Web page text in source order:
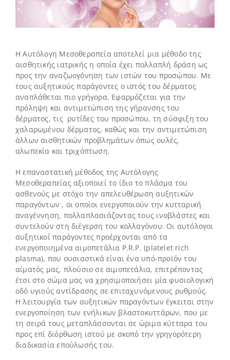
H Αυτόλογη Mεσοθεραπεία αποτελεί μια μέθοδο της
αισθητικής ιατρικής η οποία έχει πολλαπλή δράση ως
προς την αναζωογόνηση των ιστών του προσώπου. Με
τους αυξητικούς παράγοντες ο ιστός του δέρματος
αναπλάθεται πιο γρήγορα. Εφαρμόζεται για την
πρόληψη και αντιμετώπιση της γήρανσης του
δέρματος, τις ρυτίδες του προσώπου, τη σύσφιξη του
χαλαρωμένου δέρματος, καθώς και την αντιμετώπιση
άλλων αισθητικών προβλημάτων όπως ουλές,
αλωπεκία και τριχόπτωση.
Η επαναστατική μέθοδος της Αυτόλογης
Μεσοθεραπείας αξιοποιεί το ίδιο το πλάσμα του
ασθενούς με στόχο την απελευθέρωση αυξητικών
παραγόντων , οι οποίοι ενεργοποιούν την κυτταρική
αναγέννηση, πολλαπλασιάζοντας τους ινοβλάστες και
συντελούν στη διέγερση του κολλαγόνου. Οι αυτόλογοι
αυξητικοί παράγοντες προέρχονται από τα
ενεργοποιημένα αιμοπετάλια P.R.P. (platelet rich
plasma), που ουσιαστικά είναι ένα υπό-προϊόν του
αίματός μας, πλούσιο σε αιμοπετάλια, επιτρέποντας
έτσι στο σώμα μας να χρησιμοποιήσει μία φυσιολογική
οδό υγιούς αντίδρασης σε επιταχυνόμενους ρυθμούς.
Η λειτουργία των αυξητικών παραγόντων έγκειται στην
ενεργοποίηση των ενήλικων βλαστοκυττάρων, που με
τη σειρά τους μεταπλάσσονται σε ώριμα κύτταρα του
προς επί διόρθωση ιστού με σκοπό την γρηγορότερη
διαδικασία επούλωσής του.